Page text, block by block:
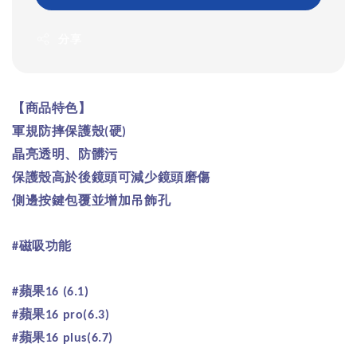
【商品特色】
軍規防摔保護殼(硬)
晶亮透明、防髒污
保護殼高於後鏡頭可減少鏡頭磨傷
側邊按鍵包覆並增加吊飾孔
#磁吸功能
#蘋果16 (6.1)
#蘋果16 pro(6.3)
#蘋果16 plus(6.7)